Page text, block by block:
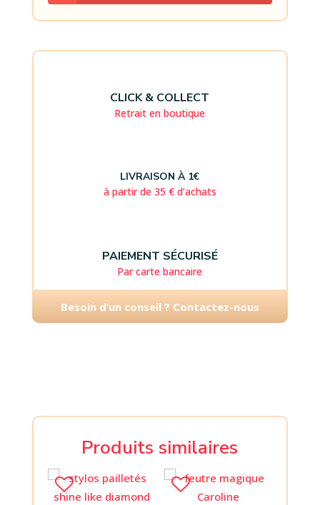
CLICK & COLLECT
Retrait en boutique
LIVRAISON À 1€
à partir de 35 € d’achats
PAIEMENT SÉCURISÉ
Par carte bancaire
Besoin d’un conseil ? Contactez-nous
Produits similaires